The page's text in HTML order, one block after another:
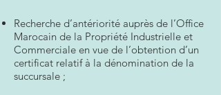
Recherche d’antériorité auprès de l’Office
Marocain de la Propriété Industrielle et
Commerciale en vue de l’obtention d’un
certificat relatif à la dénomination de la
succursale ;